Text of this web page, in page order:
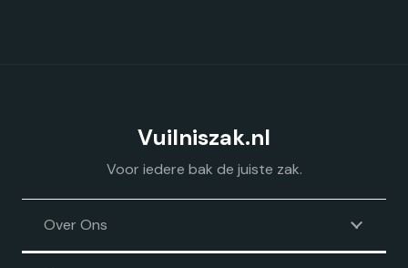
Vuilniszak.nl
Voor iedere bak de juiste zak.
Over Ons